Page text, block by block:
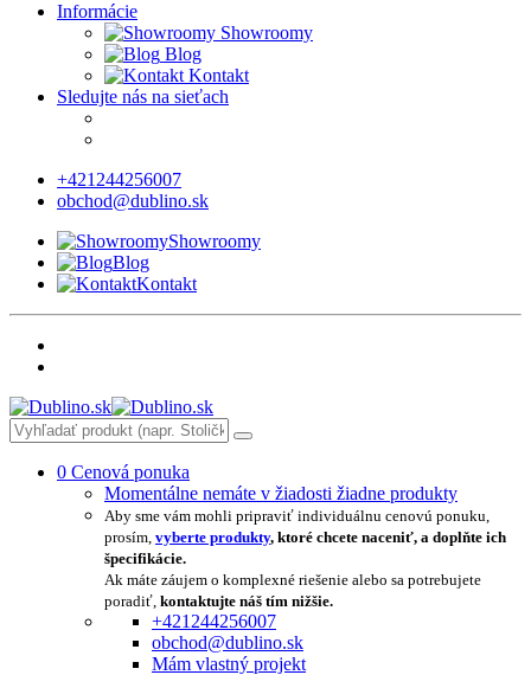
Informácie
Showroomy
Blog
Kontakt
Sledujte nás na sieťach
+421244256007
obchod@dublino.sk
Showroomy
Blog
Kontakt
0 Cenová ponuka
Momentálne nemáte v žiadosti žiadne produkty
Aby sme vám mohli pripraviť individuálnu cenovú ponuku,
prosím, vyberte produkty, ktoré chcete naceniť, a doplňte ich
špecifikácie.
Ak máte záujem o komplexné riešenie alebo sa potrebujete
poradiť, kontaktujte náš tím nižšie.
+421244256007
obchod@dublino.sk
Mám vlastný projekt